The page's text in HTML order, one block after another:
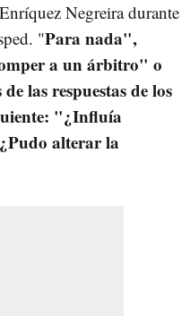
Negreira durante
"Para nada",
a un árbitro" o
las respuestas de los
"¿Influía
alterar la